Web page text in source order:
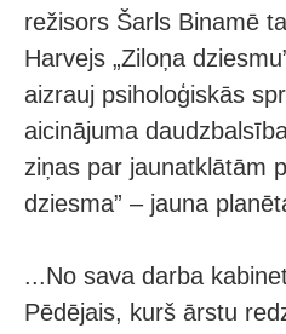
režisors Šarls Binamē
Harvejs „Ziloņa
aizrauj psiholoģiskās
aicinājuma
ziņas par jaunatklātām
dziesma” – jauna
...No sava darba
Pēdējais, kurš ārstu